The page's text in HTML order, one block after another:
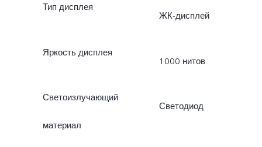
Тип дисплея
ЖК-дисплей
Яркость дисплея
1000 нитов
Светоизлучающий
материал
Светодиод